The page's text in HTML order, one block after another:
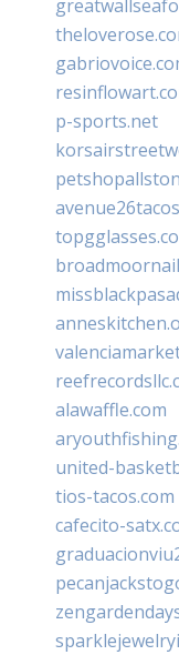
p-sports.net
alawaffle.com
united-
tios-tacos.com
cafecito-